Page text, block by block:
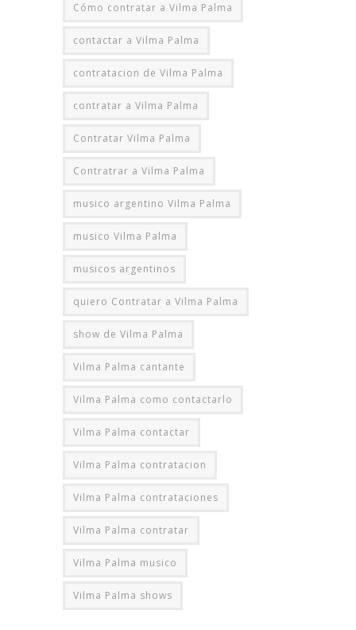
Cómo contratar a Vilma Palma
contactar a Vilma Palma
contratacion de Vilma Palma
contratar a Vilma Palma
Contratar Vilma Palma
Contratrar a Vilma Palma
musico argentino Vilma Palma
musico Vilma Palma
musicos argentinos
quiero Contratar a Vilma Palma
show de Vilma Palma
Vilma Palma cantante
Vilma Palma como contactarlo
Vilma Palma contactar
Vilma Palma contratacion
Vilma Palma contrataciones
Vilma Palma contratar
Vilma Palma musico
Vilma Palma shows